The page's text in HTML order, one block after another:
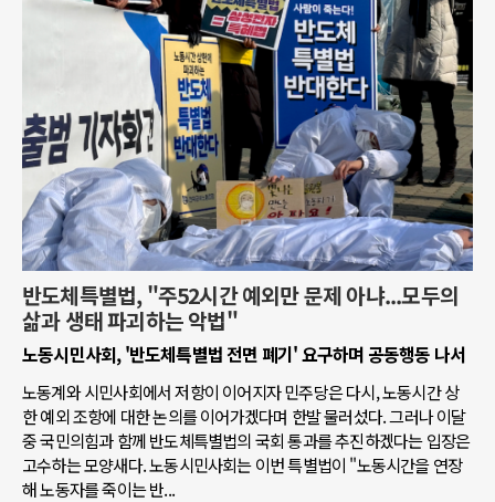
반도체특별법, "주52시간 예외만 문제 아냐...모두의
삶과 생태 파괴하는 악법"
노동시민사회, '반도체특별법 전면 폐기' 요구하며 공동행동 나서
노동계와 시민사회에서 저항이 이어지자 민주당은 다시, 노동시간 상
한 예외 조항에 대한 논의를 이어가겠다며 한발 물러섰다. 그러나 이달
중 국민의힘과 함께 반도체특별법의 국회 통과를 추진하겠다는 입장은
고수하는 모양새다. 노동시민사회는 이번 특별법이 "노동시간을 연장
해 노동자를 죽이는 반...